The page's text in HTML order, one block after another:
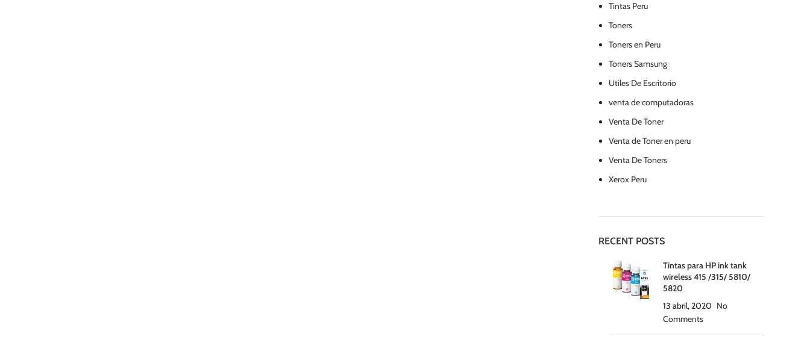
Tintas Peru
Toners
Toners en Peru
Toners Samsung
Utiles De Escritorio
venta de computadoras
Venta De Toner
Venta de Toner en peru
Venta De Toners
Xerox Peru
RECENT POSTS
Tintas para HP ink tank
wireless 415 /315/ 5810/
5820
13 abril, 2020 No
Comments